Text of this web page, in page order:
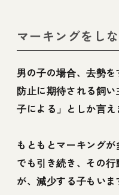
マーキングをし
男の子の場合、去勢
防止に期待される飼
子による」としか言え
もともとマーキング
でも引き続き、その
が、減少する子もいま